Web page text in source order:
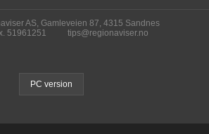
AS, Gamleveien 87, 4315 Sandnes
51961251 tips@regionaviser.no
PC version